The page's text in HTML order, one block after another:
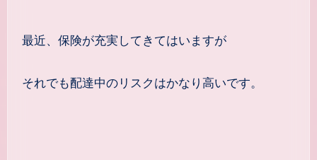
最近、保険が充実してきてはいますが
それでも配達中のリスクはかなり高いです。